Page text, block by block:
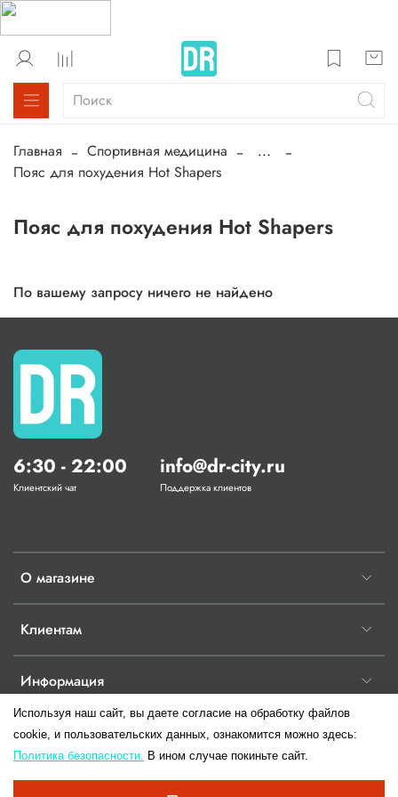
Главная Спортивная медицина
...
Пояс для похудения Hot Shapers
Пояс для похудения Hot Shapers
По вашему запросу ничего не найдено
О магазине
Клиентам
Информация
6:30 - 22:00
Клиентский чат
info@dr-city.ru
Поддержка клиентов
© 2017-2026 Любое использование контента без письменного разрешения
Используя наш сайт, вы даете согласие на обработку файлов
cookie, и пользовательских данных, ознакомится можно здесь:
Политика безопасности. В ином случае покиньте сайт.